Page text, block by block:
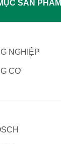
SẢN PHẨM
NGHIỆP
CƠ